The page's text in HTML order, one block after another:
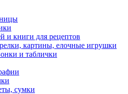
и книги для рецептов
картины, елочные игрушки
и таблички
сумки